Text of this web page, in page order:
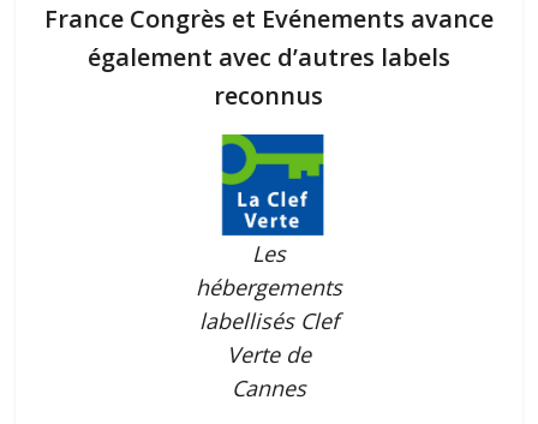
France Congrès et Evénements avance
également avec d’autres labels
reconnus
Les
hébergements
labellisés Clef
Verte de
Cannes